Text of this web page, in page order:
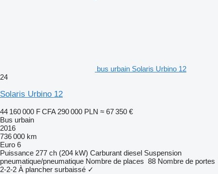
bus urbain Solaris Urbino 12
24
Solaris Urbino 12
44 160 000 F CFA 290 000 PLN ≈ 67 350 €
Bus urbain
2016
736 000 km
Euro 6
Puissance 277 ch (204 kW) Carburant diesel Suspension
pneumatique/pneumatique Nombre de places 88 Nombre de portes
2-2-2 À plancher surbaissé ✓